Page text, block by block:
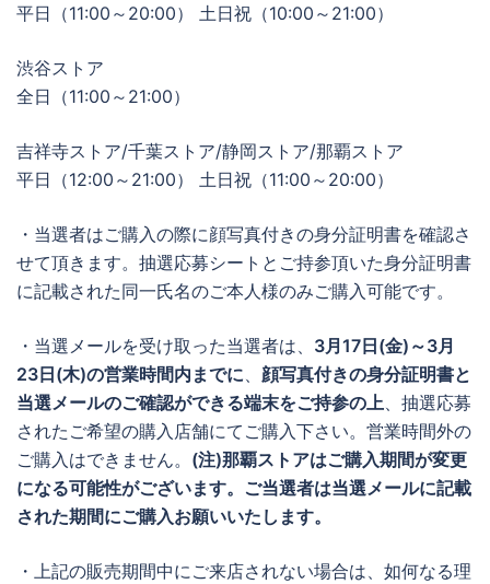
平日（11:00～20:00） 土日祝（10:00～21:00）
渋谷ストア
全日（11:00～21:00）
吉祥寺ストア/千葉ストア/静岡ストア/那覇ストア
平日（12:00～21:00） 土日祝（11:00～20:00）
・当選者はご購入の際に顔写真付きの身分証明書を確認さ
せて頂きます。抽選応募シートとご持参頂いた身分証明書
に記載された同一氏名のご本人様のみご購入可能です。
・当選メールを受け取った当選者は、 3月17日(金)～3月
23日(木)の営業時間内までに、 顔写真付きの身分証明書と
当選メールのご確認ができる端末をご持参の上、抽選応募
されたご希望の購入店舗にてご購入下さい。営業時間外の
ご購入はできません。 (注)那覇ストアはご購入期間が変更
になる可能性がございます。ご当選者は当選メールに記載
された期間にご購入お願いいたします。
・上記の販売期間中にご来店されない場合は、如何なる理